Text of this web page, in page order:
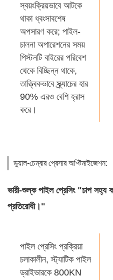
স্বয়ংক্রিয়ভাবে আটকে
থাকা ধ্বংসাবশেষ
অপসারণ করে; পাইল-
চালনা অপারেশনের সময়
পিস্টনটি বাইরের পরিবেশ
থেকে বিচ্ছিন্ন থাকে,
তাত্ত্বিকভাবে স্ক্র্যাচের হার
90% এরও বেশি হ্রাস
করে।
ডুয়াল-চেম্বার প্রেসার অপ্টিমাইজেশন:
ভারী-শুল্ক পাইল প্রেসিং "চাপ সহ্য
প্রতিরোধী।"
পাইল প্রেসিং প্রক্রিয়া
চলাকালীন, স্ট্যাটিক পাইল
ড্রাইভারকে 800KN